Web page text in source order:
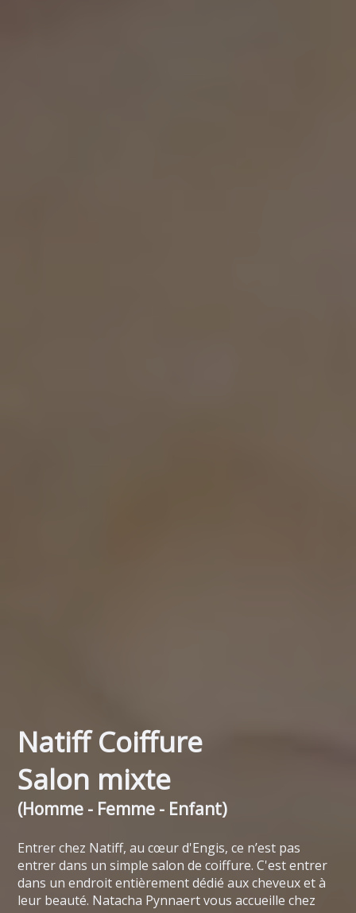
Natiff Coiffure
Salon mixte
(Homme - Femme - Enfant)
Entrer chez Natiff, au cœur d'Engis, ce n’est pas
entrer dans un simple salon de coiffure. C'est entrer
dans un endroit entièrement dédié aux cheveux et à
leur beauté. Natacha Pynnaert vous accueille chez